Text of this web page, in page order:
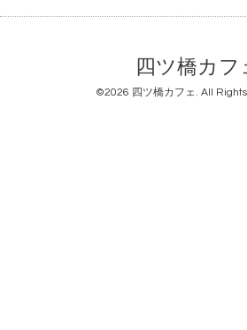
四ツ橋カフ
©2026 四ツ橋カフェ. All